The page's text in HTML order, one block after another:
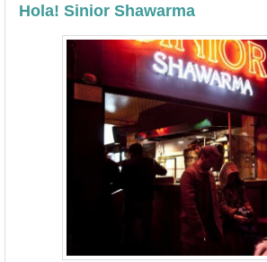
Hola! Sinior Shawarma